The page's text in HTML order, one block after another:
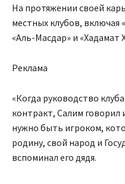
На протяжении своей
местных клубов, включая
«Аль-Масдар» и «Хадамат
Реклама
«Когда руководство
контракт, Салим
нужно быть игроком,
родину, свой народ и
вспоминал его дядя.